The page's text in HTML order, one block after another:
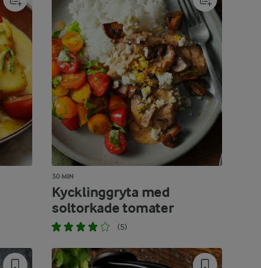
30 MIN
Kycklinggryta med
soltorkade tomater
(5)